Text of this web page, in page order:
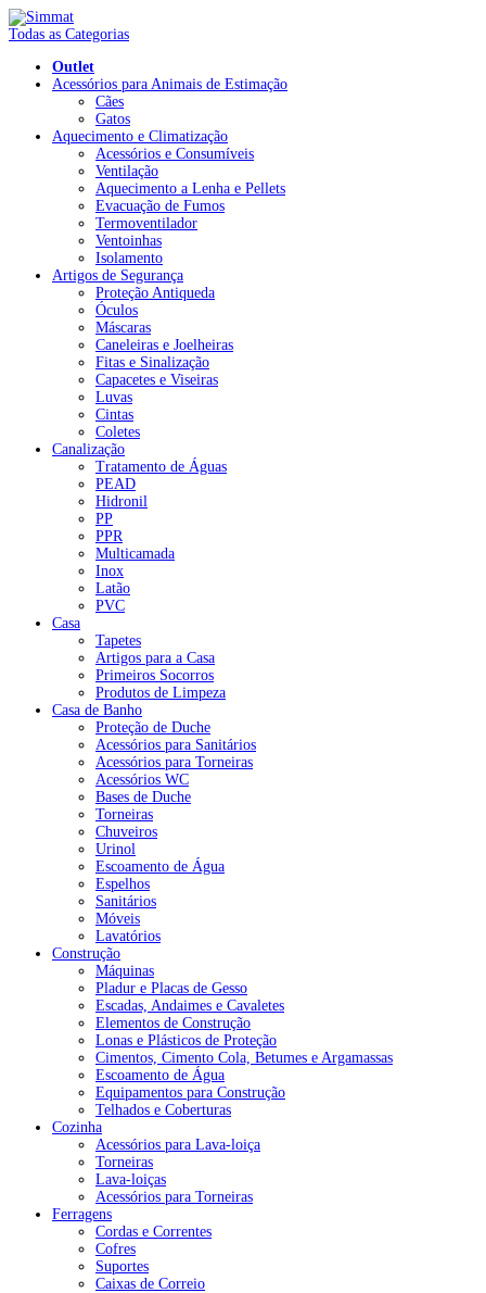
Todas as Categorias
Outlet
Acessórios para Animais de Estimação
Cães
Gatos
Aquecimento e Climatização
Acessórios e Consumíveis
Ventilação
Aquecimento a Lenha e Pellets
Evacuação de Fumos
Termoventilador
Ventoinhas
Isolamento
Artigos de Segurança
Proteção Antiqueda
Óculos
Máscaras
Caneleiras e Joelheiras
Fitas e Sinalização
Capacetes e Viseiras
Luvas
Cintas
Coletes
Canalização
Tratamento de Águas
PEAD
Hidronil
PP
PPR
Multicamada
Inox
Latão
PVC
Casa
Tapetes
Artigos para a Casa
Primeiros Socorros
Produtos de Limpeza
Casa de Banho
Proteção de Duche
Acessórios para Sanitários
Acessórios para Torneiras
Acessórios WC
Bases de Duche
Torneiras
Chuveiros
Urinol
Escoamento de Água
Espelhos
Sanitários
Móveis
Lavatórios
Construção
Máquinas
Pladur e Placas de Gesso
Escadas, Andaimes e Cavaletes
Elementos de Construção
Lonas e Plásticos de Proteção
Cimentos, Cimento Cola, Betumes e Argamassas
Escoamento de Água
Equipamentos para Construção
Telhados e Coberturas
Cozinha
Acessórios para Lava-loiça
Torneiras
Lava-loiças
Acessórios para Torneiras
Ferragens
Cordas e Correntes
Cofres
Suportes
Caixas de Correio